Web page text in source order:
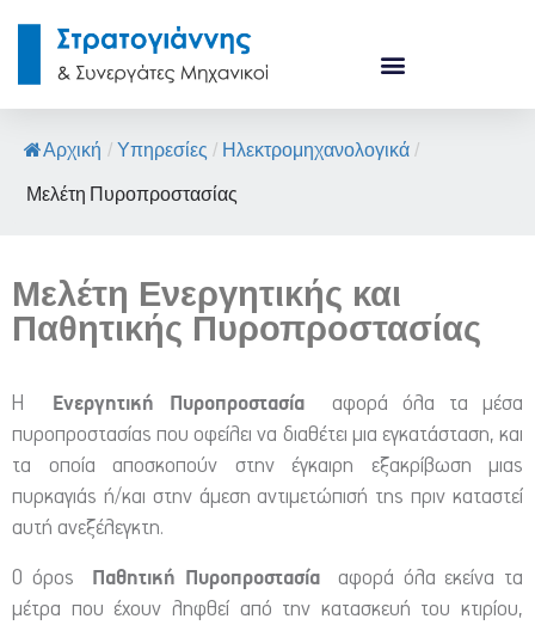
Αρχική / Υπηρεσίες / Ηλεκτρομηχανολογικά /
Μελέτη Πυροπροστασίας
Μελέτη Ενεργητικής και
Παθητικής Πυροπροστασίας
Η Ενεργητική Πυροπροστασίααφορά όλα τα μέσα
πυροπροστασίας που οφείλει να διαθέτει μια εγκατάσταση, και
τα οποία αποσκοπούν στην έγκαιρη εξακρίβωση μιας
πυρκαγιάς ή/και στην άμεση αντιμετώπισή της πριν καταστεί
αυτή ανεξέλεγκτη.
Ο όρος Παθητική Πυροπροστασία αφορά όλα εκείνα τα
μέτρα που έχουν ληφθεί από την κατασκευή του κτιρίου,